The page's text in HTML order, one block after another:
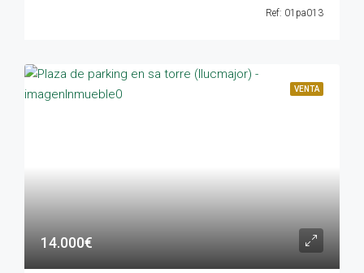
Ref: 01pa013
VENTA
14.000€